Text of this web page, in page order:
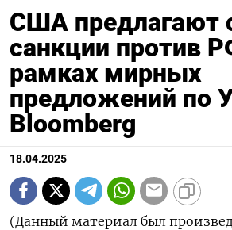
США предлагают
санкции против
рамках мирных
предложений по
Bloomberg
18.04.2025
(Данный материал был